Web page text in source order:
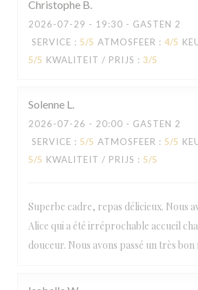
Christophe B
2026-07-29 - 19:30 - GASTEN 2
SERVICE : 5/5 ATMOSFEER : 4/5
5/5 KWALITEIT / PRIJS : 3/5
Solenne L
2026-07-26 - 20:00 - GASTEN 2
SERVICE : 5/5 ATMOSFEER : 5/5
5/5 KWALITEIT / PRIJS : 5/5
Superbe cadre, repas délicieux. Nous
Alice qui a été irréprochable accueil
douceur. Nous avons passé un très bon